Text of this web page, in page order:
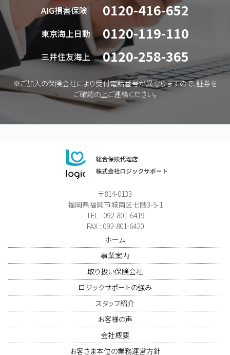
AIG損害保険 0120-416-652
東京海上日動 0120-119-110
三井住友海上 0120-258-365
※ご加入の保険会社により受付電話番号が異なりますので、証券を
ご確認の上ご連絡ください。
〒814-0133
福岡県福岡市城南区七隈3-5-1
TEL : 092-801-6419
FAX : 092-801-6420
ホーム
事業案内
取り扱い保険会社
ロジックサポートの強み
スタッフ紹介
お客様の声
会社概要
お客さま本位の業務運営方針